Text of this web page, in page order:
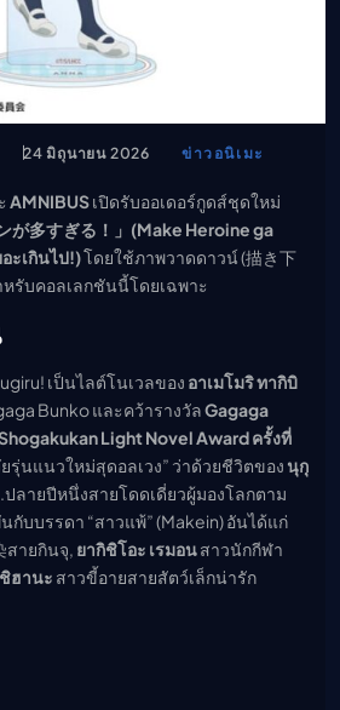
24 มิถุนายน 2026 ข่าวอนิเมะ
AMNIBUSเปิดรับออเดอร์กูดส์ชุดใหม่
が多すぎる！」(Make Heroine ga
ะเกินไป!)โดยใช้ภาพวาดดาวน์ (描き下
รับคอลเลกชันนี้โดยเฉพาะ
เป็นไลต์โนเวลของ อาเมโมริ ทากิบิ
Bunko และคว้ารางวัลGagaga
Light Novel Award ครั้งที่
ยรุ่นแนวใหม่สุดอลเวง” ว่าด้วยชีวิตของ นุกุ
ลายปีหนึ่งสายโดดเดี่ยวผู้มองโลกตาม
กับบรรดา “สาวแพ้” (Makein) อันได้แก่
สายกินจุ, ยากิชิโอะ เรมอนสาวนักกีฬา
ฮานะ สาวขี้อายสายสัตว์เล็กน่ารัก